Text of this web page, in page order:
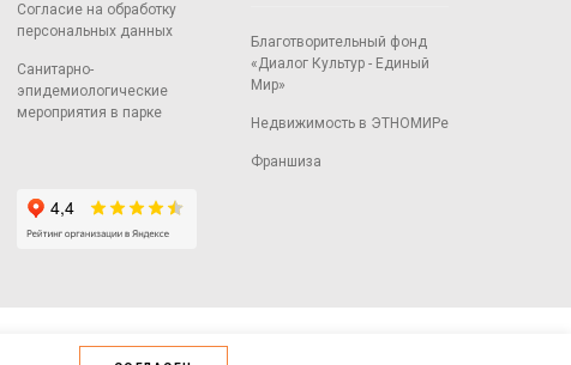
Согласие на обработку
персональных данных
Санитарно-
эпидемиологические
мероприятия в парке
Благотворительный фонд
«Диалог Культур - Единый
Мир»
Недвижимость в ЭТНОМИРе
Франшиза